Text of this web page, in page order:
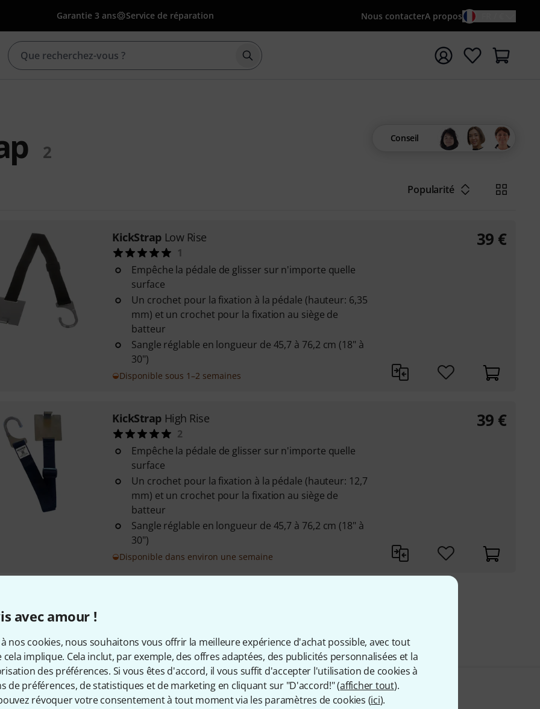
avec amour !
à nos cookies, nous souhaitons vous offrir la meilleure expérience d'achat possible, avec tout
cela implique. Cela inclut, par exemple, des offres adaptées, des publicités personnalisées et la
des préférences. Si vous êtes d'accord, il vous suffit d'accepter l'utilisation de cookies à
de préférences, de statistiques et de marketing en cliquant sur "D'accord!" (afficher tout).
révoquer votre consentement à tout moment via les paramètres de cookies (ici).
Garantie 3 ans Service de réparation Nous contacterA propos
Démarrer la recherche avec le terme de recherche
2
Conseil
Popularité
KickStrap Low Rise
1
Empêche la pédale de glisser sur n'importe quelle
surface
Un crochet pour la fixation à la pédale (hauteur: 6,35
mm) et un crochet pour la fixation au siège de
batteur
Sangle réglable en longueur de 45,7 à 76,2 cm (18" à
30")
Disponible sous 1–2 semaines
39 €
KickStrap High Rise
2
Empêche la pédale de glisser sur n'importe quelle
surface
Un crochet pour la fixation à la pédale (hauteur: 12,7
mm) et un crochet pour la fixation au siège de
batteur
Sangle réglable en longueur de 45,7 à 76,2 cm (18" à
30")
Disponible dans environ une semaine
39 €
Aimez-vous ce que vous voyez ?